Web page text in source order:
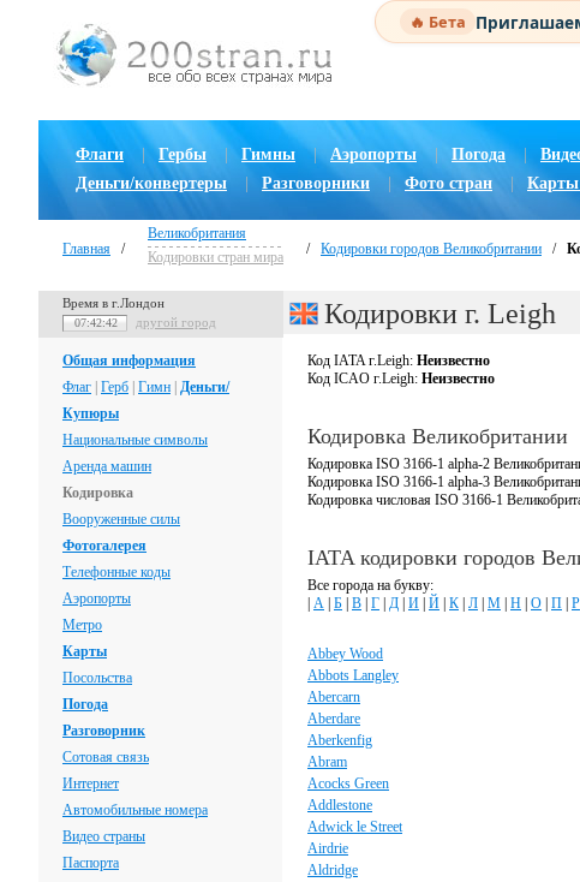
🔥 Бета
Флаги Гербы Гимны | Аэропорты Погода |
Деньги/конвертеры
Разговорники Фото стран
Главная /
Великобритания
Кодировки стран мира
/ Кодировки городов Великобритании /
Время в г.Лондон
07:42:43 другой город
Общая информация
Флаг Герб Гимн Деньги/
Купюры
Национальные символы
Аренда машин
Кодировка
Вооруженные силы
Фотогалерея
Телефонные коды
Аэропорты
Метро
Карты
Посольства
Погода
Разговорник
Сотовая связь
Интернет
Автомобильные номера
Видео страны
Паспорта
Кодировки г. Leigh
Код IATA г.Leigh: Неизвестно
Код ICAO г.Leigh: Неизвестно
Кодировка Великобритании
Кодировка ISO 3166-1 alpha-2
Кодировка ISO 3166-1 alpha-3
Кодировка числовая ISO 3166-1
IATA кодировки городов
Все города на букву:
А Б В Г Д И Й К Л М Н О П Р
Abbey Wood
Abbots Langley
Abercarn
Aberdare
Aberkenfig
Abram
Acocks Green
Addlestone
Adwick le Street
Airdrie
Aldridge